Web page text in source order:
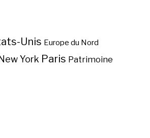
Unis Europe du Nord
New York Paris Patrimoine